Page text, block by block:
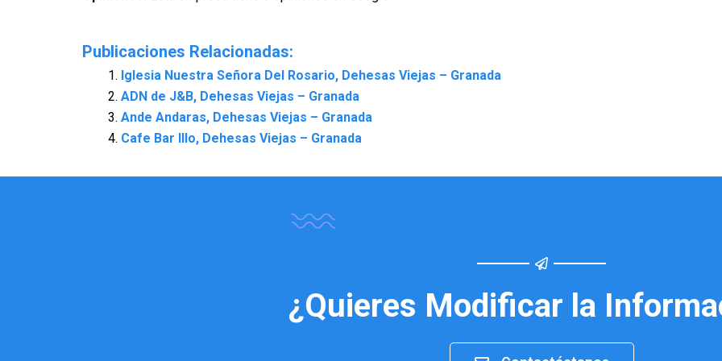
Publicaciones Relacionadas:
Iglesia Nuestra Señora Del Rosario, Dehesas Viejas – Granada
ADN de J&B, Dehesas Viejas – Granada
Ande Andaras, Dehesas Viejas – Granada
Cafe Bar Illo, Dehesas Viejas – Granada
¿Quieres Modificar la